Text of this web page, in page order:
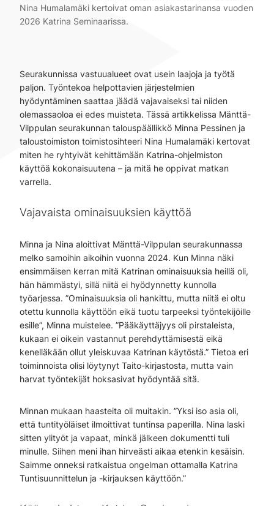
Nina Humalamäki kertoivat oman asiakastarinansa vuoden
2026 Katrina Seminaarissa.
Seurakunnissa vastuualueet ovat usein laajoja ja työtä
paljon. Työntekoa helpottavien järjestelmien
hyödyntäminen saattaa jäädä vajavaiseksi tai niiden
olemassaoloa ei edes muisteta. Tässä artikkelissa Mänttä-
Vilppulan seurakunnan talouspäällikkö Minna Pessinen ja
taloustoimiston toimistosihteeri Nina Humalamäki kertovat
miten he ryhtyivät kehittämään Katrina-ohjelmiston
käyttöä kokonaisuutena – ja mitä he oppivat matkan
varrella.
Vajavaista ominaisuuksien käyttöä
Minna ja Nina aloittivat Mänttä-Vilppulan seurakunnassa
melko samoihin aikoihin vuonna 2024. Kun Minna näki
ensimmäisen kerran mitä Katrinan ominaisuuksia heillä oli,
hän hämmästyi, sillä niitä ei hyödynnetty kunnolla
työarjessa. ”Ominaisuuksia oli hankittu, mutta niitä ei oltu
otettu kunnolla käyttöön eikä tuotu tarpeeksi työntekijöille
esille”, Minna muistelee. ”Pääkäyttäjyys oli pirstaleista,
kukaan ei oikein vastannut perehdyttämisestä eikä
kenelläkään ollut yleiskuvaa Katrinan käytöstä.” Tietoa eri
toiminnoista olisi löytynyt Taito-kirjastosta, mutta vain
harvat työntekijät hoksasivat hyödyntää sitä.
Minnan mukaan haasteita oli muitakin. ”Yksi iso asia oli,
että tuntityöläiset ilmoittivat tuntinsa paperilla. Nina laski
sitten ylityöt ja vapaat, minkä jälkeen dokumentti tuli
minulle. Siihen meni ihan hirveästi aikaa etenkin kesäisin.
Saimme onneksi ratkaistua ongelman ottamalla Katrina
Tuntisuunnittelun ja -kirjauksen käyttöön.”